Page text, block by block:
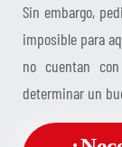
Sin embargo,
imposible para
no cuentan
determinar un